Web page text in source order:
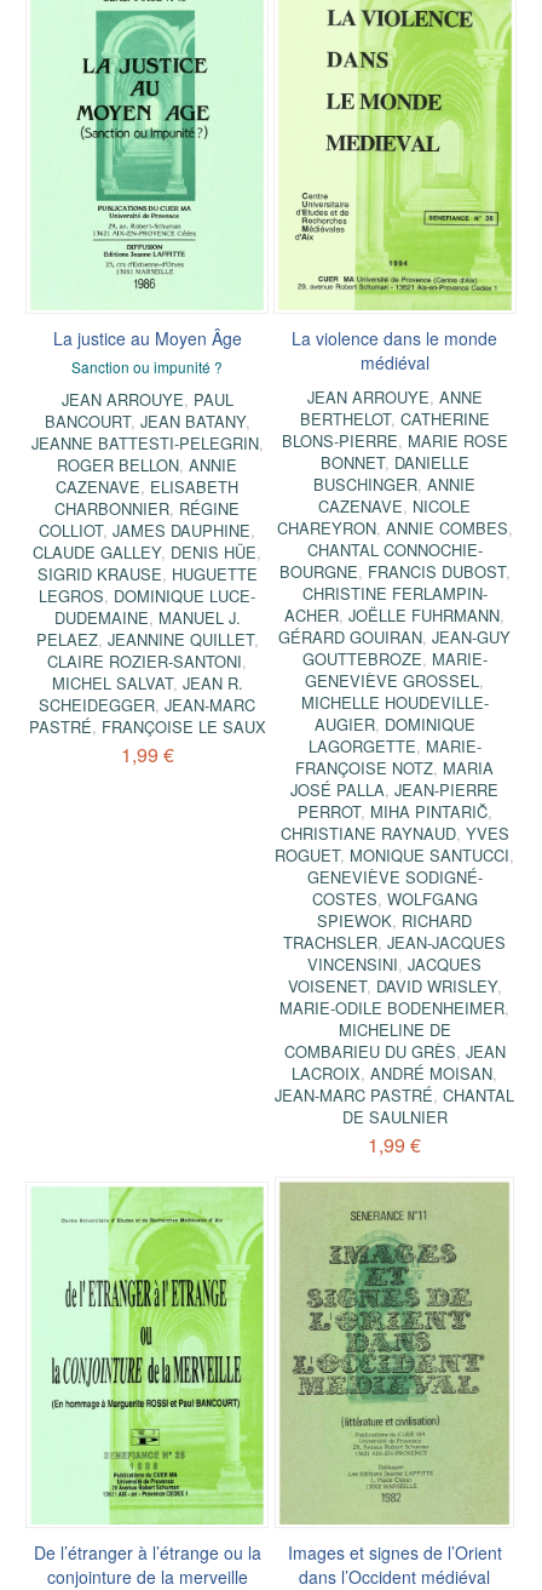
La justice au Moyen Âge
Sanction ou impunité ?
JEAN ARROUYE, PAUL
BANCOURT, JEAN BATANY,
JEANNE BATTESTI-PELEGRIN,
ROGER BELLON,ANNIE
CAZENAVE, ELISABETH
CHARBONNIER, RÉGINE
COLLIOT,JAMES DAUPHINE,
CLAUDE GALLEY, DENIS HÜE,
SIGRID KRAUSE, HUGUETTE
LEGROS, DOMINIQUE LUCE-
DUDEMAINE, MANUEL J.
PELAEZ, JEANNINE QUILLET,
CLAIRE ROZIER-SANTONI,
MICHEL SALVAT, JEAN R.
SCHEIDEGGER,JEAN-MARC
PASTRÉ, FRANÇOISE LE SAUX
1,99 €
La violence dans le monde
médiéval
JEAN ARROUYE, ANNE
BERTHELOT, CATHERINE
BLONS-PIERRE, MARIE ROSE
BONNET, DANIELLE
BUSCHINGER,ANNIE
CAZENAVE, NICOLE
CHAREYRON, ANNIE COMBES,
CHANTAL CONNOCHIE-
BOURGNE, FRANCIS DUBOST,
CHRISTINE FERLAMPIN-
ACHER,JOËLLE FUHRMANN,
GÉRARD GOUIRAN,JEAN-GUY
GOUTTEBROZE, MARIE-
GENEVIÈVE GROSSEL,
MICHELLE HOUDEVILLE-
AUGIER, DOMINIQUE
LAGORGETTE, MARIE-
FRANÇOISE NOTZ, MARIA
JOSÉ PALLA,JEAN-PIERRE
PERROT, MIHA PINTARIČ,
CHRISTIANE RAYNAUD, YVES
ROGUET, MONIQUE SANTUCCI,
GENEVIÈVE SODIGNÉ-
COSTES, WOLFGANG
SPIEWOK, RICHARD
TRACHSLER,JEAN-JACQUES
VINCENSINI,JACQUES
VOISENET, DAVID WRISLEY,
MARIE-ODILE BODENHEIMER,
MICHELINE DE
COMBARIEU DU GRÈS, JEAN
LACROIX,ANDRÉ MOISAN,
JEAN-MARC PASTRÉ,CHANTAL
DE SAULNIER
1,99 €
De l’étranger à l’étrange ou la
conjointure de la merveille
Images et signes de l’Orient
dans l’Occident médiéval